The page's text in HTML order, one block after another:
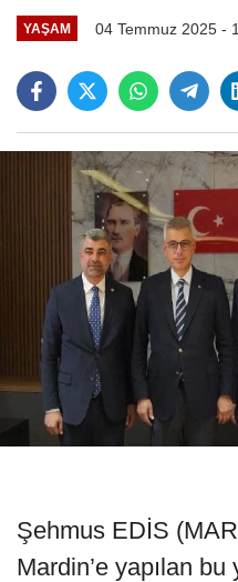
YAŞAM 04 Temmuz 2025 -
Şehmus EDİS
Mardin’e yapılan bu